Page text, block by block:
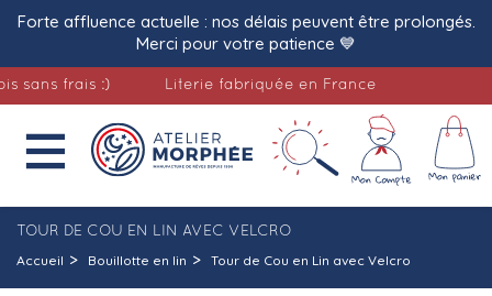
Forte affluence actuelle : nos délais peuvent être prolongés.
Merci pour votre patience 💙
frais :) Literie fabriquée en France

TOUR DE COU EN LIN AVEC VELCRO
Accueil Bouillotte en lin Tour de Cou en Lin avec Velcro